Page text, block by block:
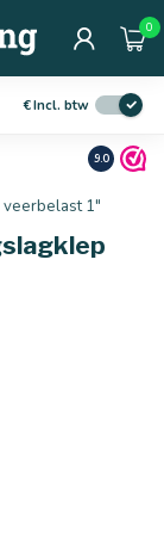
0
€Incl. btw
Netjesen
9.0
1"